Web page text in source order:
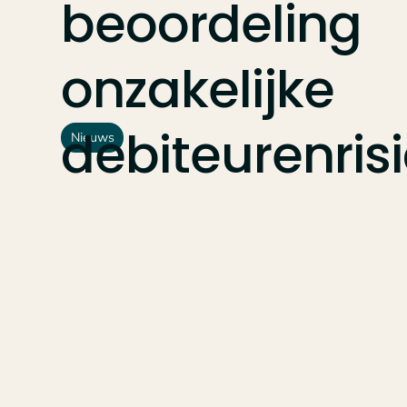
beoordeling
onzakelijke
Nieuws